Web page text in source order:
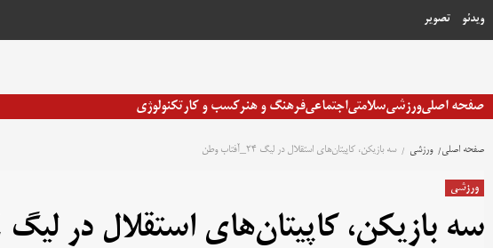
به
ویدئو تصویر
صفحه اصلیورزشیسلامتیاجتماعیفرهنگ و هنرکسب و کارتکنولوژی
صفحه اصلی ورزشی سه بازیکن، کاپیتان‌های استقلال در لیگ 24_آفتاب وطن
ورزشی
سه بازیکن، کاپیتان‌های استقلال در لیگ 24_آفتاب وطن